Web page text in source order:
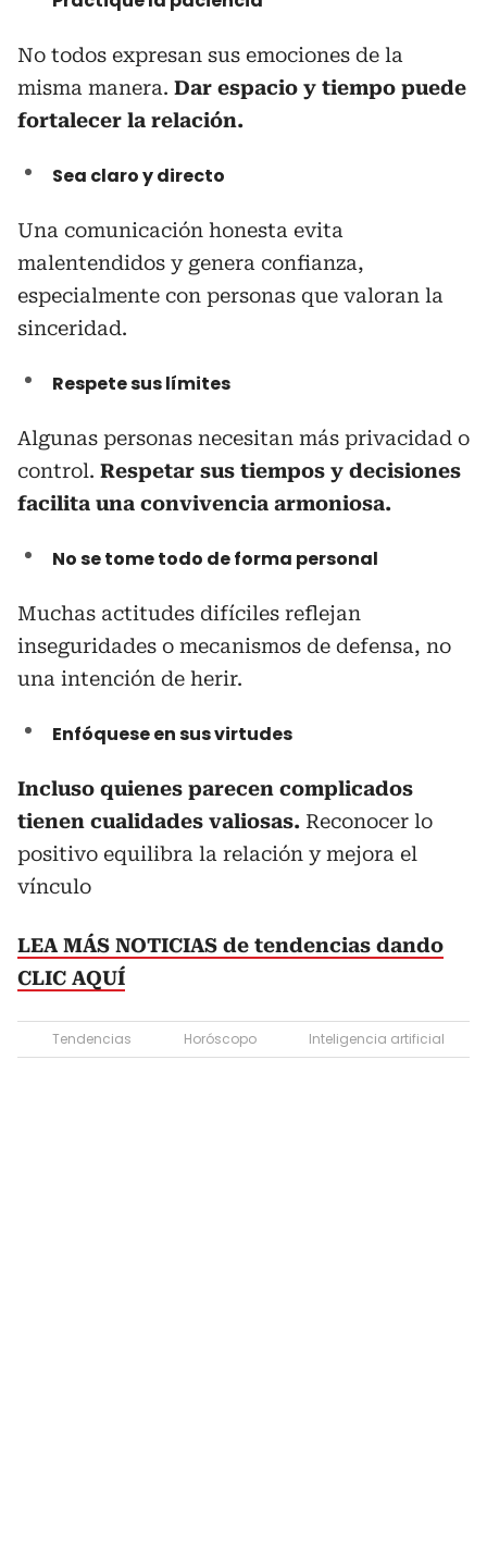
No todos expresan sus emociones de la
misma manera. Dar espacio y tiempo puede
fortalecer la relación.
Sea claro y directo
Una comunicación honesta evita
malentendidos y genera confianza,
especialmente con personas que valoran la
sinceridad.
Respete sus límites
Algunas personas necesitan más privacidad o
control. Respetar sus tiempos y decisiones
facilita una convivencia armoniosa.
No se tome todo de forma personal
Muchas actitudes difíciles reflejan
inseguridades o mecanismos de defensa, no
una intención de herir.
Enfóquese en sus virtudes
Incluso quienes parecen complicados
tienen cualidades valiosas. Reconocer lo
positivo equilibra la relación y mejora el
vínculo
LEA MÁS NOTICIAS de tendencias dando
CLIC AQUÍ
Tendencias Horóscopo Inteligencia artificial